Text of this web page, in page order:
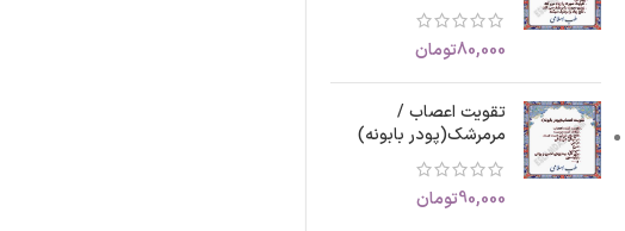
80,000تومان
تقویت اعصاب /
مرمرشک(پودر بابونه)
90,000تومان